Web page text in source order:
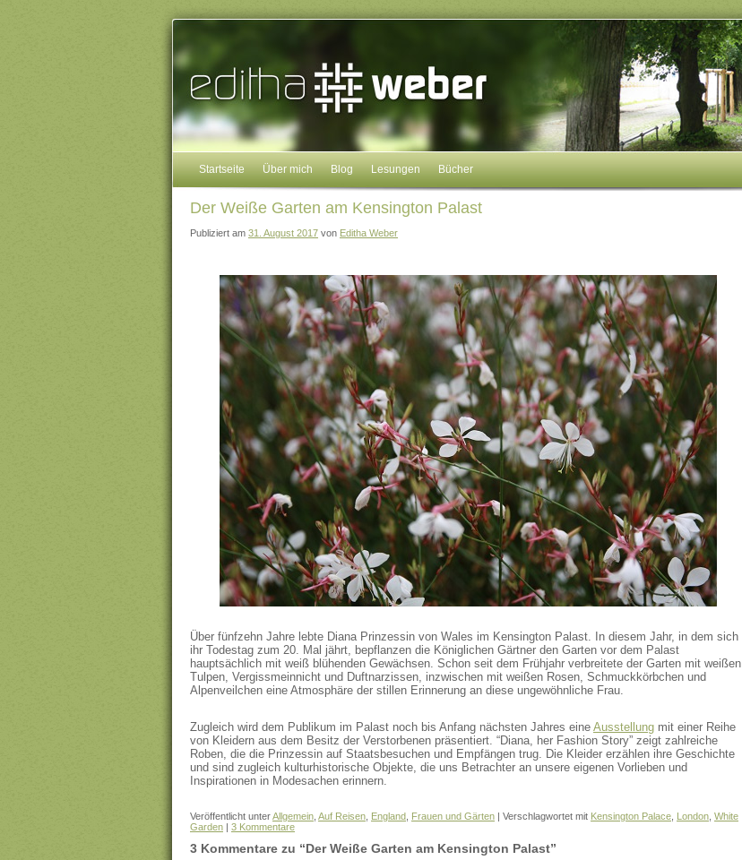
Startseite Über mich Blog Lesungen Bücher
Der Weiße Garten am Kensington Palast
Publiziert am 31. August 2017 von Editha Weber
Über fünfzehn Jahre lebte Diana Prinzessin von Wales im Kensington Palast. In diesem Jahr, in dem sich
ihr Todestag zum 20. Mal jährt, bepflanzen die Königlichen Gärtner den Garten vor dem Palast
hauptsächlich mit weiß blühenden Gewächsen. Schon seit dem Frühjahr verbreitete der Garten mit weißen
Tulpen, Vergissmeinnicht und Duftnarzissen, inzwischen mit weißen Rosen, Schmuckkörbchen und
Alpenveilchen eine Atmosphäre der stillen Erinnerung an diese ungewöhnliche Frau.
Zugleich wird dem Publikum im Palast noch bis Anfang nächsten Jahres eine Ausstellung mit einer Reihe
von Kleidern aus dem Besitz der Verstorbenen präsentiert. “Diana, her Fashion Story” zeigt zahlreiche
Roben, die die Prinzessin auf Staatsbesuchen und Empfängen trug. Die Kleider erzählen ihre Geschichte
und sind zugleich kulturhistorische Objekte, die uns Betrachter an unsere eigenen Vorlieben und
Inspirationen in Modesachen erinnern.
Veröffentlicht unterAllgemein Auf Reisen England Frauen und Gärten | Verschlagwortet mit Kensington Palace London White
Garden | 3 Kommentare
3 Kommentare zu “Der Weiße Garten am Kensington Palast”